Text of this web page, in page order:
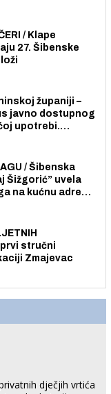
/ Klape
27. Šibenske
županiji –
javno dostupnog
upotrebi.
/ Šibenska
Šižgorić” uvela
na kućnu adresu
prvi stručni
Zmajevac
dječjih vrtića